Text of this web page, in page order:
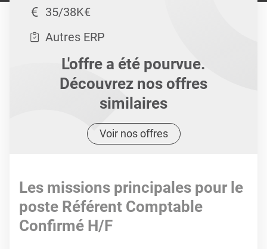
35/38K€
Autres ERP
L'offre a été pourvue.
Découvrez nos offres
similaires
Voir nos offres
Les missions principales pour le
poste Référent Comptable
Confirmé H/F